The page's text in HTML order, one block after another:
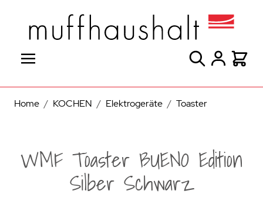
Suche
Home / KOCHEN / Elektrogeräte / Toaster
WMF Toaster BUENO Edition
Silber Schwarz